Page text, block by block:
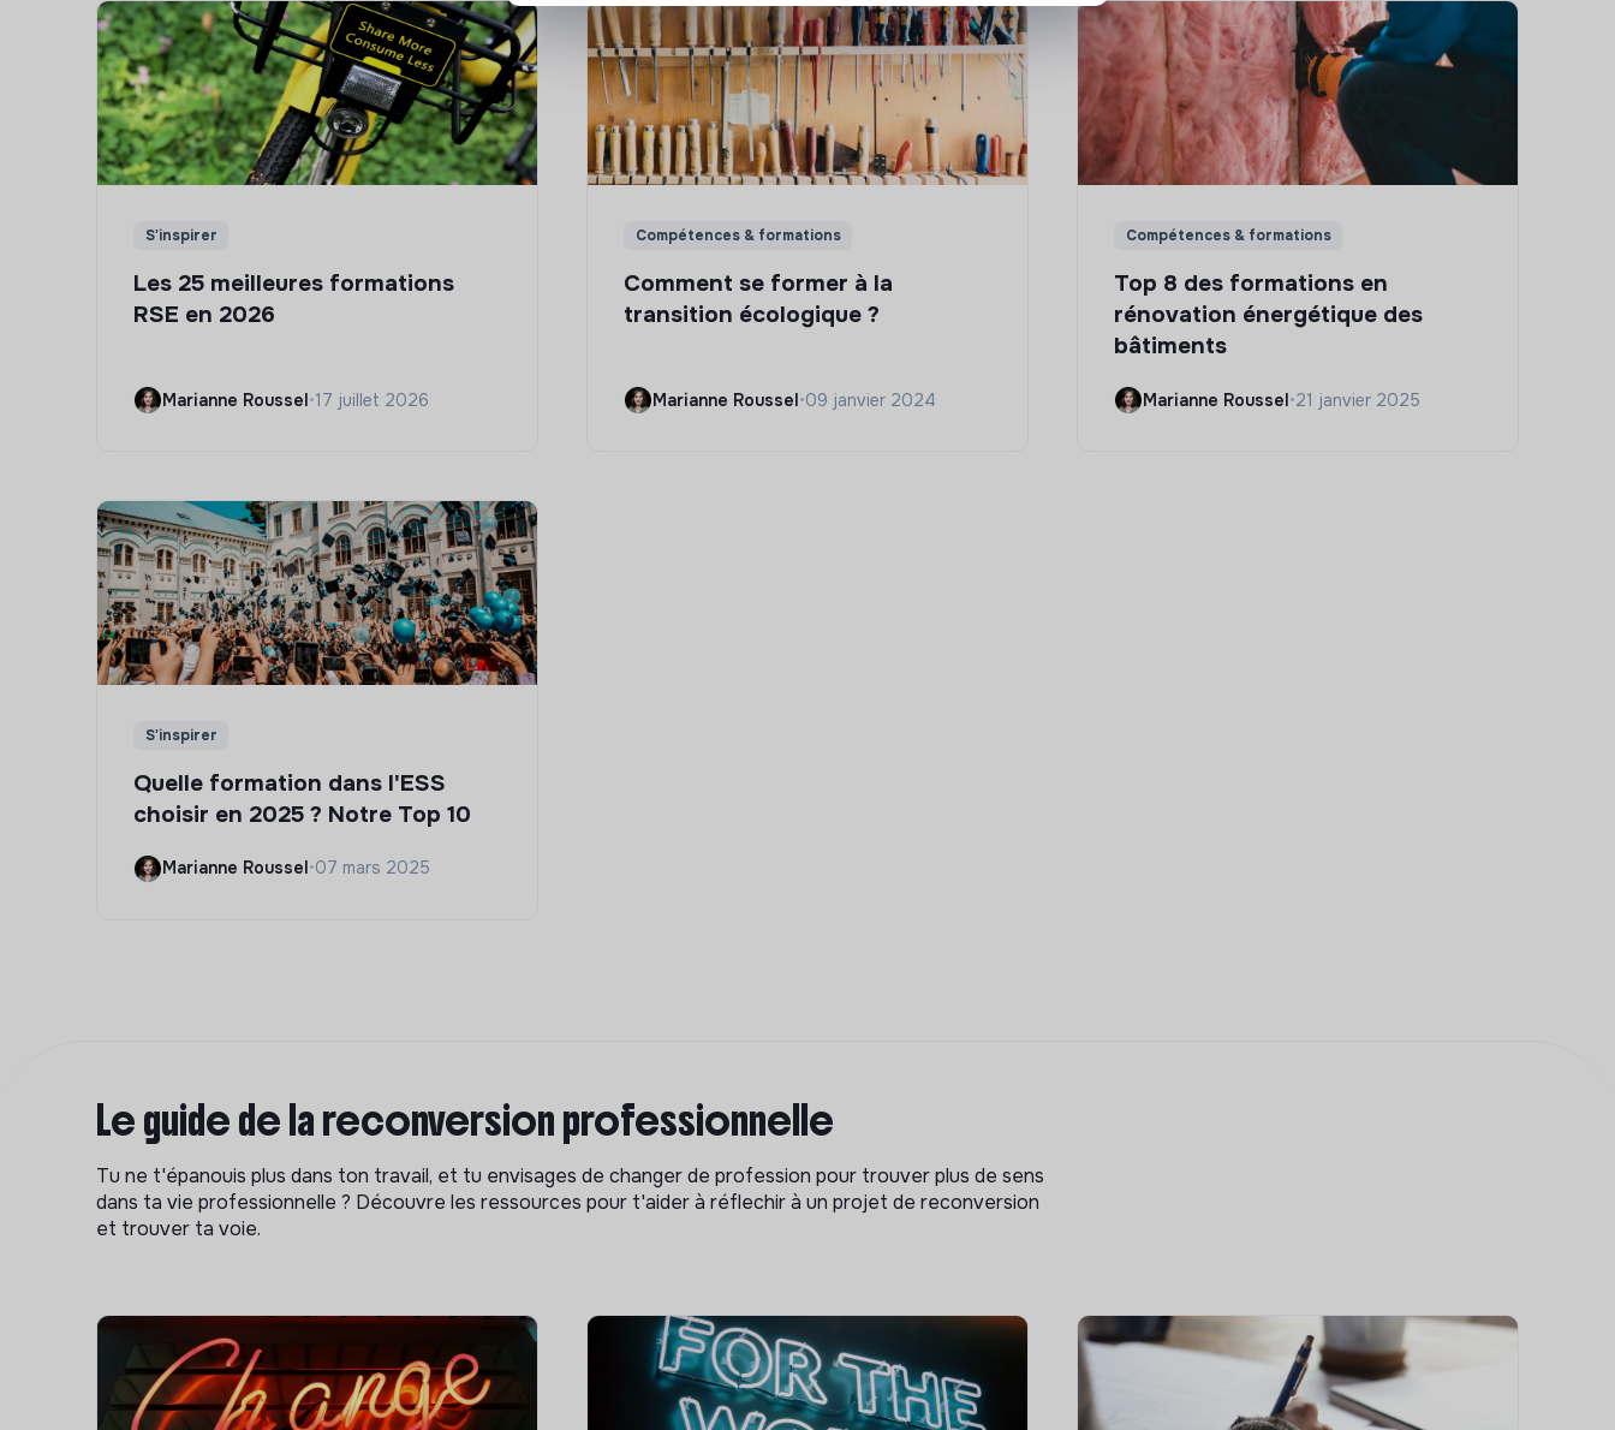
S'inspirer
Les 25 meilleures formations
RSE en 2026
Marianne Roussel•17 juillet 2026
Compétences & formations
Comment se former à la
transition écologique ?
Marianne Roussel•09 janvier 2024
Compétences & formations
Top 8 des formations en
rénovation énergétique des
bâtiments
Marianne Roussel•21 janvier 2025
S'inspirer
Quelle formation dans l'ESS
choisir en 2025 ? Notre Top 10
Marianne Roussel •07 mars 2025
Le guide de la reconversion professionnelle
Tu ne t'épanouis plus dans ton travail, et tu envisages de changer de profession pour trouver plus de sens
dans ta vie professionnelle ? Découvre les ressources pour t'aider à réflechir à un projet de reconversion
et trouver ta voie.